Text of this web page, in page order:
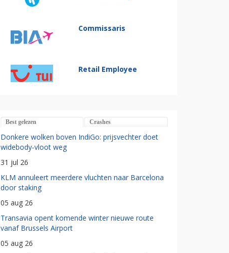
Commissaris
Retail Employee
Best gelezen Crashes
Donkere wolken boven IndiGo: prijsvechter doet
widebody-vloot weg
31 jul 26
KLM annuleert meerdere vluchten naar Barcelona
door staking
05 aug 26
Transavia opent komende winter nieuwe route
vanaf Brussels Airport
05 aug 26